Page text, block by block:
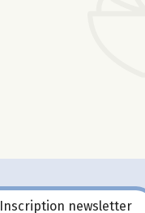
Inscription newsletter